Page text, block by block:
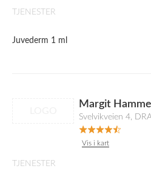
TJENESTER
Juvederm 1 ml
Margit
Svelvikveien 4,
Vis i kart
TJENESTER